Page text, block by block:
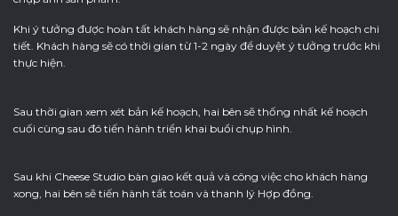
Khi ý tưởng được hoàn tất khách hàng sẽ nhận được bản kế hoạch chi
tiết. Khách hàng sẽ có thời gian từ 1-2 ngày để duyệt ý tưởng trước khi
thực hiện.
Sau thời gian xem xét bản kế hoạch, hai bên sẽ thống nhất kế hoạch
cuối cùng sau đó tiến hành triển khai buổi chụp hình.
Sau khi Cheese Studio bàn giao kết quả và công việc cho khách hàng
xong, hai bên sẽ tiến hành tất toán và thanh lý Hợp đồng.